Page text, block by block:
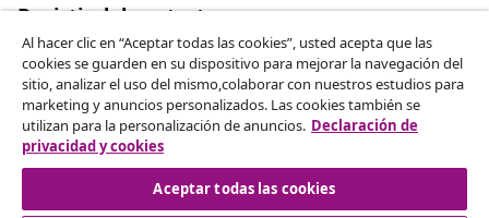
Desistir del contrato
Solicita la cancelación de tu pedido.
Desistir del contrato
Servicio al Cliente
Al hacer clic en “Aceptar todas las cookies”, usted acepta que las
cookies se guarden en su dispositivo para mejorar la navegación del
sitio, analizar el uso del mismo,colaborar con nuestros estudios para
marketing y anuncios personalizados. Las cookies también se
utilizan para la personalización de anuncios. Declaración de
privacidad y cookies
Aceptar todas las cookies